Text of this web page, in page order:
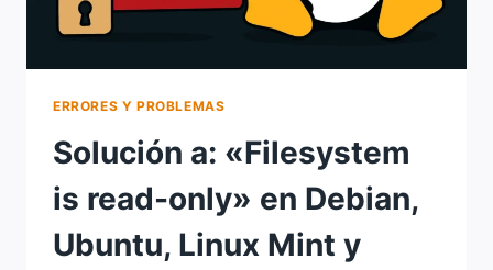
ERRORES Y PROBLEMAS
Solución a: «Filesystem
is read-only» en Debian,
Ubuntu, Linux Mint y